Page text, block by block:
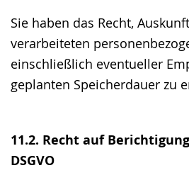
Sie haben das Recht,
verarbeiteten
einschließlich eventueller
geplanten Speicherdauer zu
11.2. Recht auf
DSGVO